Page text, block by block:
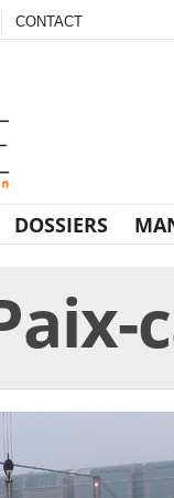
CONTACT
DOSSIERS